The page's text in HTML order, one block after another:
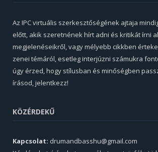
Az IPC virtuális szerkesztőségének ajtaja
előtt, akik szeretnének hírt adni és kritikát írni
megjelenéseikről, vagy mélyebb cikkben
zenei témáról, esetleg interjúzni számukra
úgy érzed, hogy stílusban és minőségben
írásod, jelentkezz!
KÖZÉRDEKŰ
Kapcsolat: drumandbasshu@gmail.com